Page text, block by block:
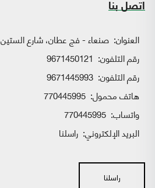
اتصل بنا
العنوان: صنعاء - فج عطان، شارع الستين
رقم التلفون: 9671450121
رقم التلفون: 9671445993
هاتف محمول: 770445995
واتساب:
البريد الإلكتروني: راسلنا
راسلنا